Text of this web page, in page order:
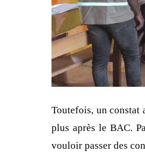
Toutefois, un constat
plus après le BAC.
vouloir passer des